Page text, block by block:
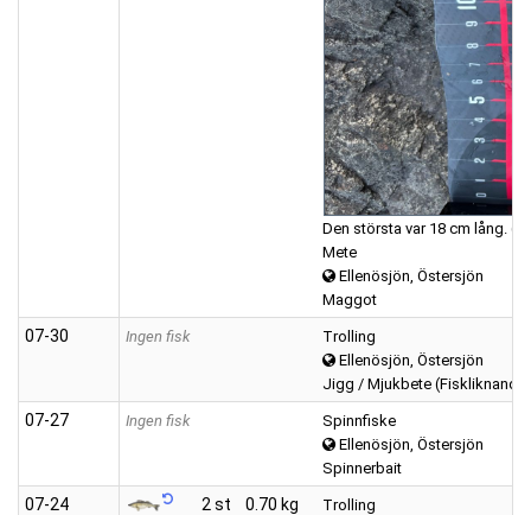
Den största var 18 cm lång.
Mete
Ellenösjön, Östersjön
Maggot
07‑30 Ingen fisk
Trolling
Ellenösjön, Östersjön
Jigg / Mjukbete (Fiskliknande)
07‑27 Ingen fisk
Spinnfiske
Ellenösjön, Östersjön
Spinnerbait
07‑24
2 st 0.70 kg
Trolling